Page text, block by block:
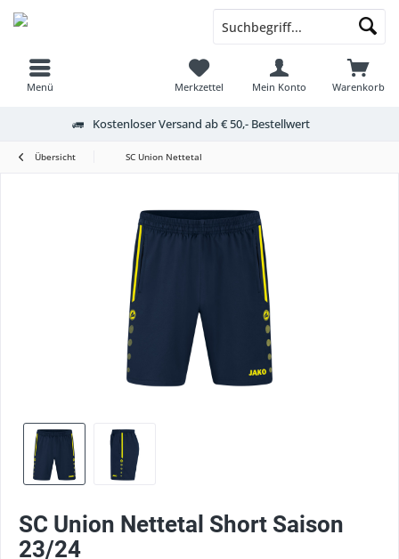
Menü Warenkorb
Merkzettel Mein Konto
Kostenloser Versand ab € 50,- Bestellwert
Übersicht SC Union Nettetal
SC Union Nettetal Short Saison
23/24